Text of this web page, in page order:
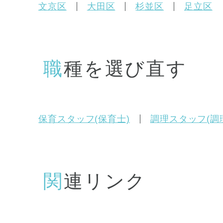
文京区 大田区 杉並区 足立区
職種を選び直す
保育スタッフ(保育士) 調理スタッフ(調
関連リンク